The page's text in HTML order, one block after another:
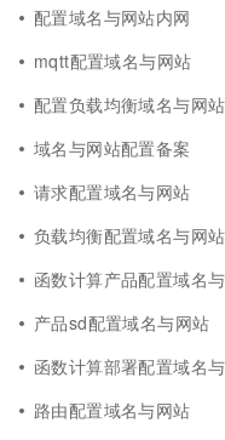
配置域名与网站内网
mqtt配置域名与网站
配置负载均衡域名与网站
域名与网站配置备案
请求配置域名与网站
负载均衡配置域名与网站
函数计算产品配置域名
产品sd配置域名与网站
函数计算部署配置域名
路由配置域名与网站